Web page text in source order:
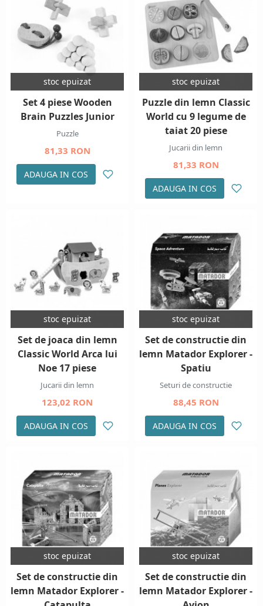
stoc epuizat
Set 4 piese Wooden
Brain Puzzles Junior
Puzzle
81,33 RON
ADAUGA IN COS
stoc epuizat
Puzzle din lemn Classic
World cu 9 legume de
taiat 20 piese
Jucarii din lemn
81,33 RON
ADAUGA IN COS
stoc epuizat
Set de joaca din lemn
Classic World Arca lui
Noe 17 piese
Jucarii din lemn
123,02 RON
ADAUGA IN COS
stoc epuizat
Set de constructie din
lemn Matador Explorer -
Spatiu
Seturi de constructie
88,45 RON
ADAUGA IN COS
stoc epuizat
Set de constructie din
lemn Matador Explorer -
stoc epuizat
Set de constructie din
lemn Matador Explorer -